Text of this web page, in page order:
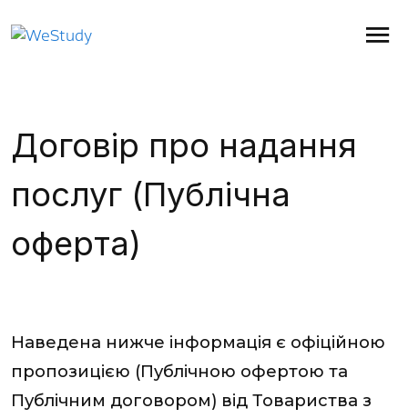
Договір про надання
послуг (Публічна
оферта)
Наведена нижче інформація є офіційною
пропозицією (Публічною офертою та
Публічним договором) від Товариства з